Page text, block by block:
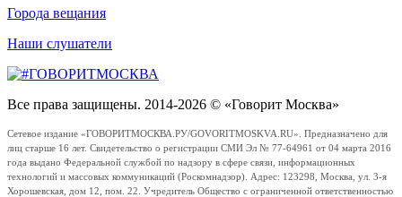
Города вещания
Наши слушатели
Все права защищены. 2014-2026 © «Говорит Москва»
Сетевое издание «ГОВОРИТМОСКВА.РУ/GOVORITMOSKVA.RU». Предназначено для
лиц старше 16 лет. Свидетельство о регистрации СМИ Эл № 77-64961 от 04 марта 2016
года выдано Федеральной службой по надзору в сфере связи, информационных
технологий и массовых коммуникаций (Роскомнадзор). Адрес: 123298, Москва, ул. 3-я
Хорошевская, дом 12, пом. 22. Учредитель Общество с ограниченной ответственностью